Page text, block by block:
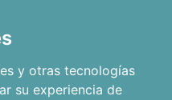
y otras tecnologías
su experiencia de